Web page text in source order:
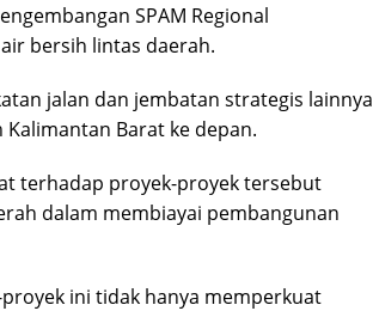
SPAM Regional
bersih lintas daerah.
jalan dan jembatan strategis lainnya
Barat ke depan.
terhadap proyek-proyek tersebut
dalam membiayai pembangunan
ini tidak hanya memperkuat